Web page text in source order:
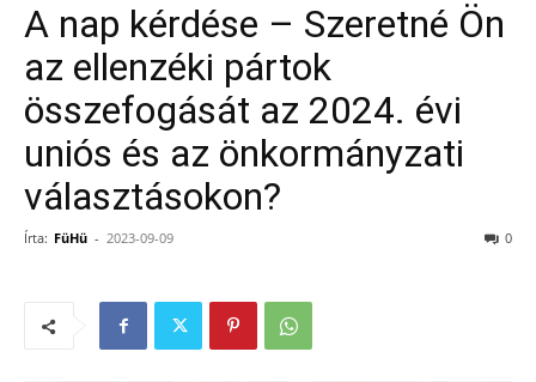
A nap kérdése – Szeretné Ön
az ellenzéki pártok
összefogását az 2024. évi
uniós és az önkormányzati
választásokon?
Írta: FüHü - 2023-09-09 0